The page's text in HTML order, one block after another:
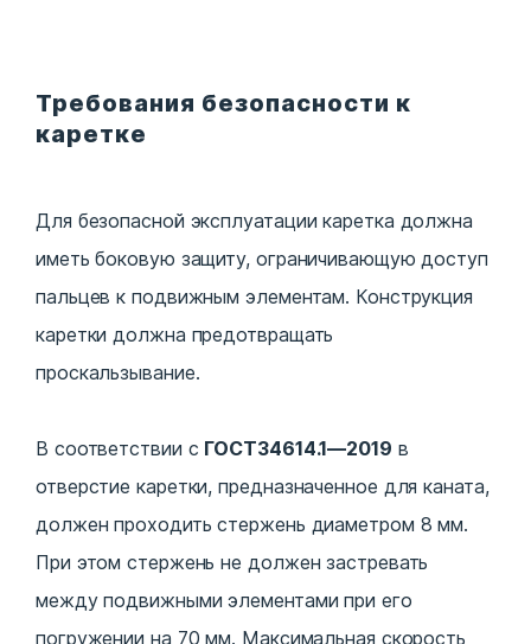
Требования безопасности к
каретке
Для безопасной эксплуатации каретка должна
иметь боковую защиту, ограничивающую доступ
пальцев к подвижным элементам. Конструкция
каретки должна предотвращать
проскальзывание.
В соответствии с ГОСТ34614.1—2019 в
отверстие каретки, предназначенное для каната,
должен проходить стержень диаметром 8 мм.
При этом стержень не должен застревать
между подвижными элементами при его
погружении на 70 мм. Максимальная скорость